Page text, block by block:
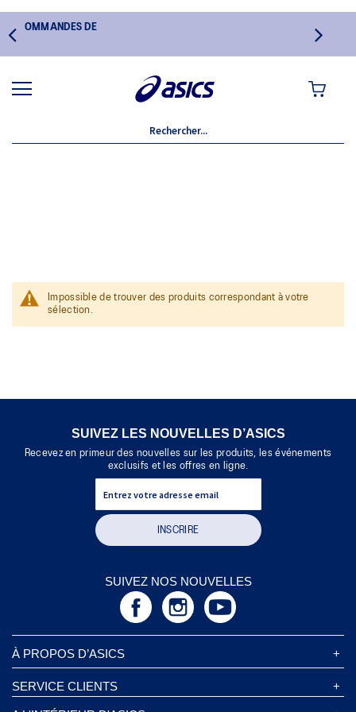
DE
MON
SKIRTS
Impossible de trouver des produits correspondant à votre
sélection.
SUIVEZ LES NOUVELLES D’ASICS
Recevez en primeur des nouvelles sur les produits, les événements
exclusifs et les offres en ligne.
INSCRIRE
SUIVEZ NOS NOUVELLES
À PROPOS D’ASICS
Responsabilités d’entreprise
SERVICE CLIENTS
Magasins ASICS